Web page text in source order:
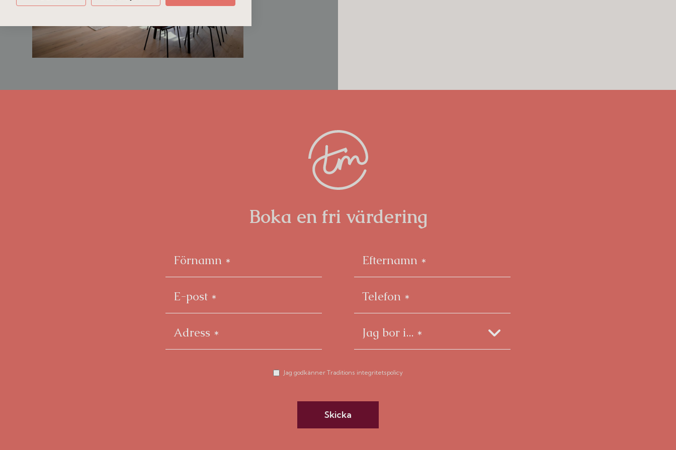
och den sammanhållna känslan. Kök, badrum och ytskikt renoverades 2013
med respekt för husets karaktär.
Boka en fri värdering
Jag godkänner Traditions integritetspolicy
Skicka